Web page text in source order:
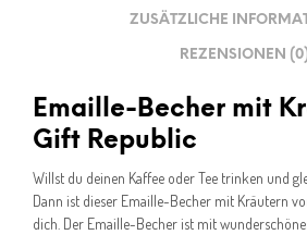
ZUSÄTZLICHE
REZENSIONEN
Emaille-Becher mit
Gift Republic
Willst du deinen Kaffee oder Tee trinken und
Dann ist dieser Emaille-Becher mit Kräutern
dich. Der Emaille-Becher ist mit